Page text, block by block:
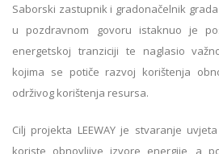
Saborski zastupnik i gradonačelnik
u pozdravnom govoru istaknuo je
energetskoj tranziciji te naglasio
kojima se potiče razvoj korištenja
održivog korištenja resursa.
Cilj projekta LEEWAY je stvaranje
koriste obnovljive izvore energije, a